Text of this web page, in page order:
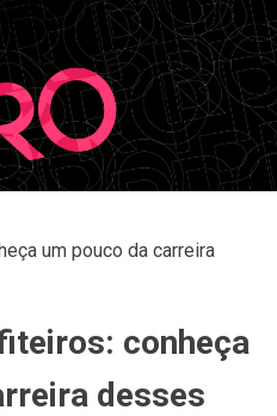
um pouco da carreira
conheça
desses